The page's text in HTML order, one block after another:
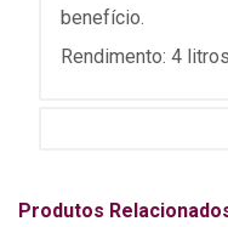
benefício.
Rendimento: 4 litros
Produtos